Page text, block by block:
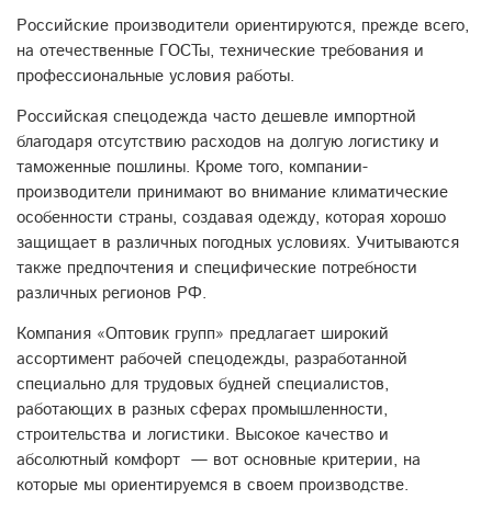
Российские производители ориентируются, прежде всего,
на отечественные ГОСТы, технические требования и
профессиональные условия работы.
Российская спецодежда часто дешевле импортной
благодаря отсутствию расходов на долгую логистику и
таможенные пошлины. Кроме того, компании-
производители принимают во внимание климатические
особенности страны, создавая одежду, которая хорошо
защищает в различных погодных условиях. Учитываются
также предпочтения и специфические потребности
различных регионов РФ.
Компания «Оптовик групп» предлагает широкий
ассортимент рабочей спецодежды, разработанной
специально для трудовых будней специалистов,
работающих в разных сферах промышленности,
строительства и логистики. Высокое качество и
абсолютный комфорт — вот основные критерии, на
которые мы ориентируемся в своем производстве.